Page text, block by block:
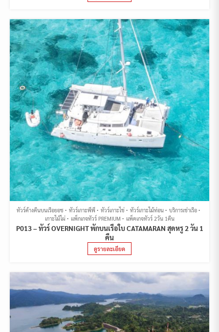
ทัวร์ค้างคืนบนเรือยอช ทัวร์เกาะพีพี ทัวร์เกาะไข่ ทัวร์เกาะไม้ท่อน
บริการเช่าเรือ
เกาะไม้ไผ่
แพ็กเกจทัวร์ PREMIUM แพ็คเกจทัวร์ 2วัน 1คืน
P013 – ทัวร์ OVERNIGHT พักบนเรือใบ CATAMARAN สุดหรู 2 วัน 1
คืน
ดูรายละเอียด